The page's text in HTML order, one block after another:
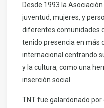
Desde 1993 la
juventud, mujeres, y
diferentes comunidades
tenido presencia en más
internacional centrando
y la cultura, como una
inserción social.
TNT fue galardonado por